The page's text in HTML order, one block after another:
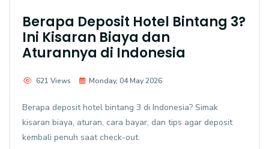
Berapa Deposit Hotel Bintang 3?
Ini Kisaran Biaya dan
Aturannya di Indonesia
621 Views Monday, 04 May 2026
Berapa deposit hotel bintang 3 di Indonesia? Simak
kisaran biaya, aturan, cara bayar, dan tips agar deposit
kembali penuh saat check-out.